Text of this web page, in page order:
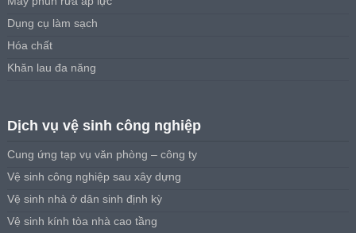
Dụng cụ làm sạch
Hóa chất
Khăn lau đa năng
Dịch vụ vệ sinh công nghiệp
Cung ứng tạp vụ văn phòng – công ty
Vệ sinh công nghiệp sau xây dựng
Vệ sinh nhà ở dân sinh định kỳ
Vệ sinh kính tòa nhà cao tầng